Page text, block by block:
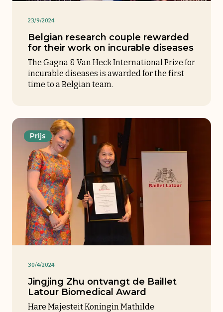
23/9/2024
Belgian research couple rewarded
for their work on incurable diseases
The Gagna & Van Heck International Prize for
incurable diseases is awarded for the first
time to a Belgian team.
Prijs
30/4/2024
Jingjing Zhu ontvangt de Baillet
Latour Biomedical Award
Hare Majesteit Koningin Mathilde